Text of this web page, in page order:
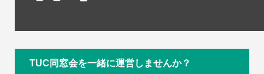
TUC同窓会を一緒に運営しませんか？